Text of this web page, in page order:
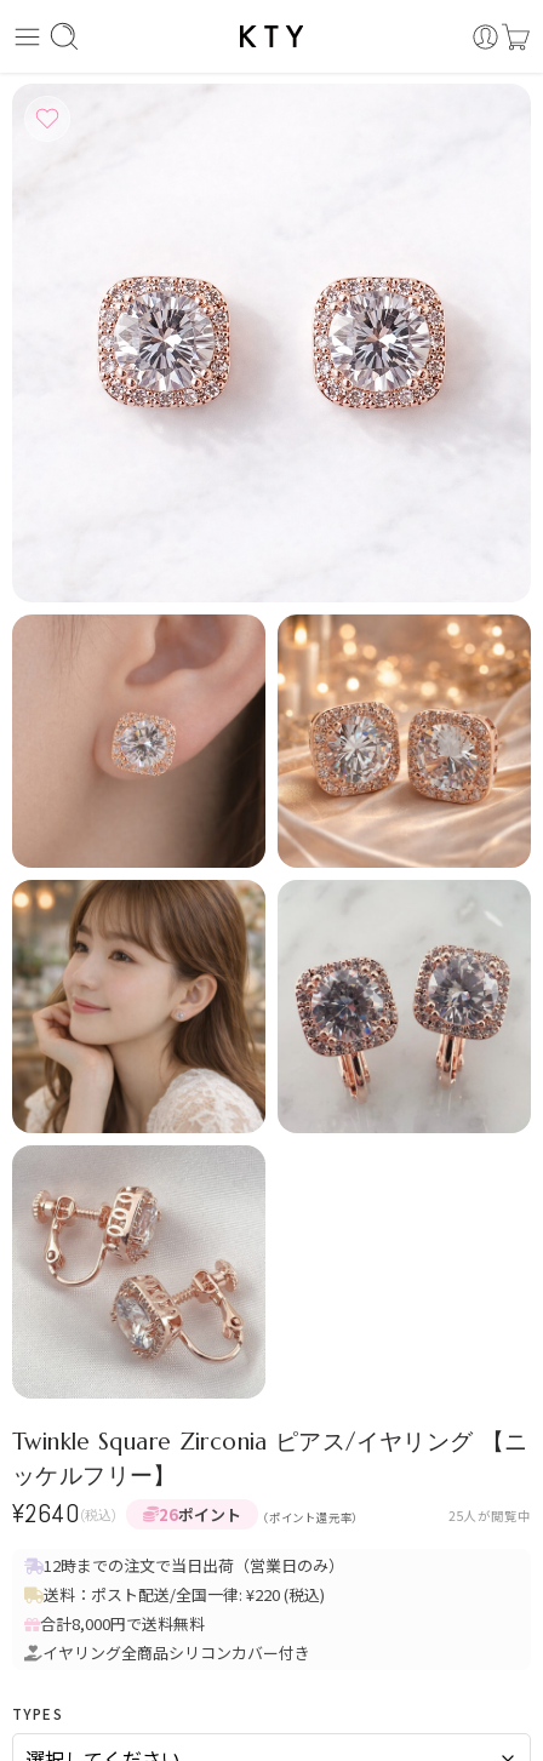
Twinkle Square Zirconia ピアス/イヤリング 【ニ
ッケルフリー】
¥2640 (税込) 26ポイント （ポイント還元率） 25人が閲覧中
12時までの注文で当日出荷（営業日のみ）
送料：ポスト配送/全国一律: ¥220 (税込)
合計8,000円で送料無料
イヤリング全商品シリコンカバー付き
TYPES